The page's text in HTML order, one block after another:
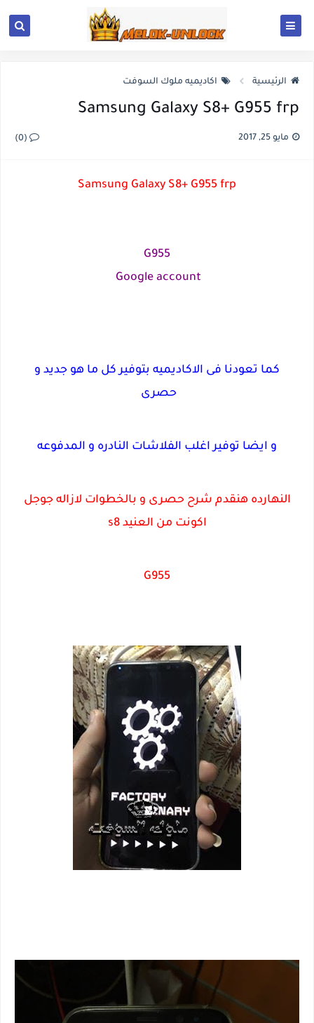
الرئيسية اكاديميه ملوك السوفت
Samsung Galaxy S8+ G955 frp
مايو 25, 2017 (0)
Samsung Galaxy S8+ G955 frp
G955
Google account
كما تعودنا فى الاكاديميه بتوفير كل ما هو جديد و
حصرى
و ايضا توفير اغلب الفلاشات النادره و المدفوعه
النهارده هنقدم شرح حصرى و بالخطوات لازاله جوجل
اكونت من العنيد s8
G955